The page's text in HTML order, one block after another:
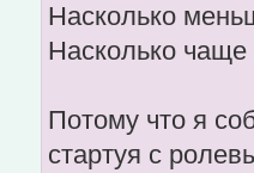
Насколько
Насколько
Потому что я
стартуя с